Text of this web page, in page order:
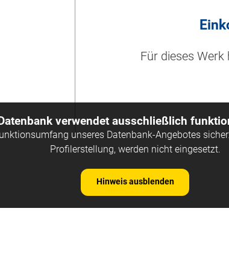
Für dieses Werk
verwendet ausschließlich
unseres Datenbank-Angebotes
Profilerstellung, werden nicht eingesetzt.
Hinweis ausblenden